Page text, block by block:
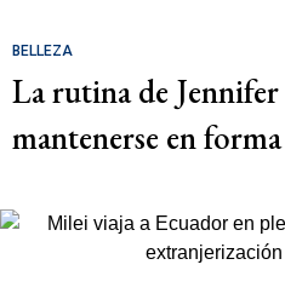
BELLEZA
La rutina de
mantenerse en forma